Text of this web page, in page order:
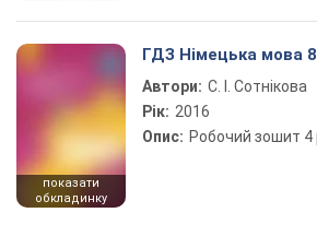
показати
обкладинку
ГДЗ Німецька мова
Автори: С. І. Сотнікова
Рік: 2016
Опис: